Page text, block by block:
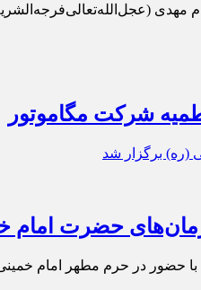
شرکت مگاموتور
حضرت امام
حضور در حرم مطهر امام خمینی